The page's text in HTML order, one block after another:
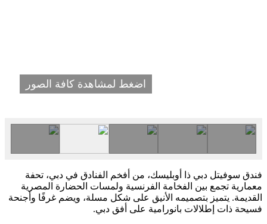
اضغط لمشاهدة كافة الصور
فندق سوفيتل دبي ذا أوبليسك، من أفخم الفنادق في دبي، تحفة
معمارية تجمع بين الفخامة الفرنسية ولمسات الحضارة المصرية
القديمة. يتميز بتصميمه الأنيق على شكل مسلة، ويضم غرفًا وأجنحة
فسيحة ذات إطلالات بانورامية على أفق دبي.